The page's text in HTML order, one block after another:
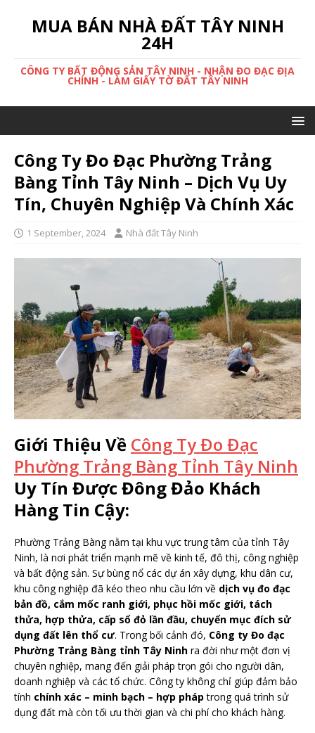
MUA BÁN NHÀ ĐẤT TÂY NINH
24H
CÔNG TY BẤT ĐỘNG SẢN TÂY NINH - NHẬN ĐO ĐẠC ĐỊA
CHÍNH - LÀM GIẤY TỜ ĐẤT TÂY NINH
Công Ty Đo Đạc Phường Trảng
Bàng Tỉnh Tây Ninh – Dịch Vụ Uy
Tín, Chuyên Nghiệp Và Chính Xác
1 September, 2024 Nhà đất Tây Ninh
Giới Thiệu Về Công Ty Đo Đạc
Phường Trảng Bàng Tỉnh Tây Ninh
Uy Tín Được Đông Đảo Khách
Hàng Tin Cậy:
Phường Trảng Bàng nằm tại khu vực trung tâm của tỉnh Tây
Ninh, là nơi phát triển mạnh mẽ về kinh tế, đô thị, công nghiệp
và bất động sản. Sự bùng nổ các dự án xây dựng, khu dân cư,
khu công nghiệp đã kéo theo nhu cầu lớn về dịch vụ đo đạc
bản đồ, cắm mốc ranh giới, phục hồi mốc giới, tách
thửa, hợp thửa, cấp sổ đỏ lần đầu, chuyển mục đích sử
dụng đất lên thổ cư. Trong bối cảnh đó, Công ty Đo đạc
Phường Trảng Bàng tỉnh Tây Ninh ra đời như một đơn vị
chuyên nghiệp, mang đến giải pháp trọn gói cho người dân,
doanh nghiệp và các tổ chức. Công ty không chỉ giúp đảm bảo
tính chính xác – minh bạch – hợp pháp trong quá trình sử
dụng đất mà còn tối ưu thời gian và chi phí cho khách hàng.